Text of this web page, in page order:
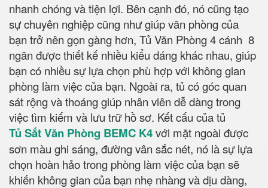
nhanh chóng và tiện lợi. Bên cạnh đó, nó cũng tạo
sự chuyên nghiệp cũng như giúp văn phòng của
bạn trở nên gọn gàng hơn, Tủ Văn Phòng 4 cánh 8
ngăn được thiết kế nhiều kiểu dáng khác nhau, giúp
bạn có nhiều sự lựa chọn phù hợp với không gian
phòng làm việc của bạn. Ngoài ra, tủ có góc quan
sát rộng và thoáng giúp nhân viên dễ dàng trong
việc tìm kiếm và lưu trữ hồ sơ. Kết cấu của tủ
Tủ Sắt Văn Phòng BEMC K4với mặt ngoài được
sơn màu ghi sáng, đường vân sắc nét, nó là sự lựa
chọn hoàn hảo trong phòng làm việc của bạn sẽ
khiến không gian của bạn nhẹ nhàng và dịu dàng,